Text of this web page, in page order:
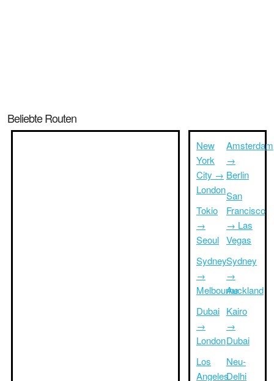
Beliebte Routen
New
York
City →
London
Tokio
→
Seoul
Sydney
→
Melbourne
Dubai
→
London
Los
Angeles
Amsterdam
→
Berlin
San
Francisco
→ Las
Vegas
Sydney
→
Auckland
Kairo
→
Dubai
Neu-
Delhi